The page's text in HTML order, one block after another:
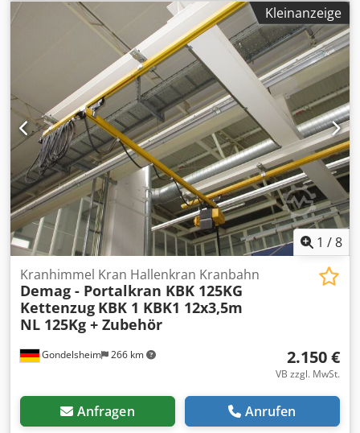
Kleinanzeige
1 /8
Gondelsheim 266 km
Kranhimmel Kran Hallenkran Kranbahn
Demag - Portalkran KBK 125KG
Kettenzug KBK 1 KBK1 12x3,5m
NL 125Kg + Zubehör
2.150 €
VB zzgl. MwSt.
Anfragen Anrufen